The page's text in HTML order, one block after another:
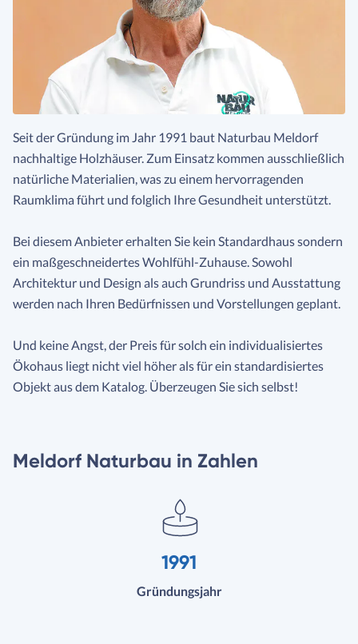
Seit der Gründung im Jahr 1991 baut Naturbau Meldorf
nachhaltige Holzhäuser. Zum Einsatz kommen ausschließlich
natürliche Materialien, was zu einem hervorragenden
Raumklima führt und folglich Ihre Gesundheit unterstützt.
Bei diesem Anbieter erhalten Sie kein Standardhaus sondern
ein maßgeschneidertes Wohlfühl-Zuhause. Sowohl
Architektur und Design als auch Grundriss und Ausstattung
werden nach Ihren Bedürfnissen und Vorstellungen geplant.
Und keine Angst, der Preis für solch ein individualisiertes
Ökohaus liegt nicht viel höher als für ein standardisiertes
Objekt aus dem Katalog. Überzeugen Sie sich selbst!
Meldorf Naturbau in Zahlen
1991
Gründungsjahr